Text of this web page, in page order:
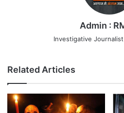
Admin :
Investigative
Related Articles